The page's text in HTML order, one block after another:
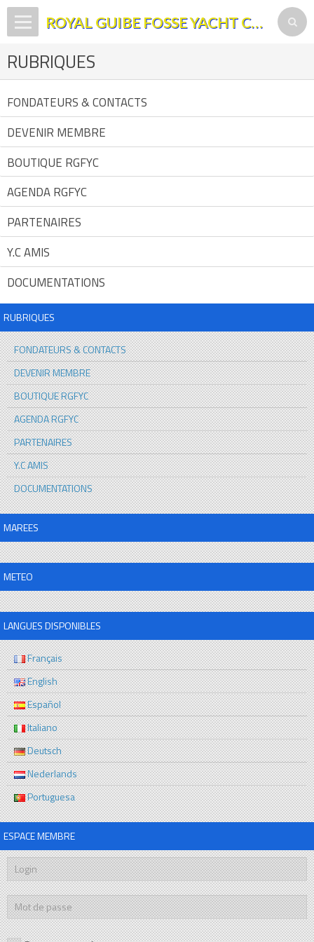
ROYAL GUIBE FOSSE YACHT CLUB
Page d'accueil
AGENDA
Formulaires de contact
RUBRIQUES
FONDATEURS & CONTACTS
DEVENIR MEMBRE
BOUTIQUE RGFYC
AGENDA RGFYC
PARTENAIRES
Y.C AMIS
DOCUMENTATIONS
RUBRIQUES
FONDATEURS & CONTACTS
DEVENIR MEMBRE
BOUTIQUE RGFYC
AGENDA RGFYC
PARTENAIRES
Y.C AMIS
DOCUMENTATIONS
MAREES
METEO
LANGUES DISPONIBLES
Français
English
Español
Italiano
Deutsch
Nederlands
Portuguesa
ESPACE MEMBRE